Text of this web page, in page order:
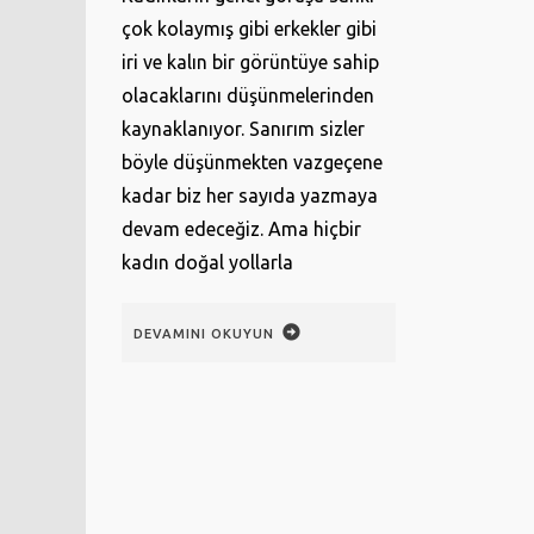
çok kolaymış gibi erkekler gibi
iri ve kalın bir görüntüye sahip
olacaklarını düşünmelerinden
kaynaklanıyor. Sanırım sizler
böyle düşünmekten vazgeçene
kadar biz her sayıda yazmaya
devam edeceğiz. Ama hiçbir
kadın doğal yollarla
DEVAMINI OKUYUN